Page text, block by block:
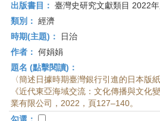
出版書目： 臺灣史研究文獻類目 2022
類別： 經濟
時期(主題)：
日治
作者： 何娟娟
題名 (點擊閱讀)：
〈簡述日據時期臺灣銀行引進的日本版
《近代東亞海域交流：文化傳播與文化
業有限公司，2022，頁127–140。